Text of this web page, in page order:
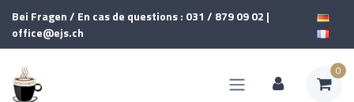
Bei Fragen / En cas de questions : 031 / 879 09 02 |
office@ejs.ch
0